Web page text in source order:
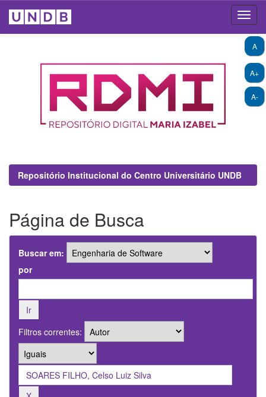
A+
A-
A
Repositório Institucional do Centro Universitário UNDB
Página de Busca
Buscar em:
por
Filtros correntes: